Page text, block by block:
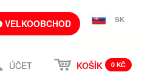
VELKOOBCHOD SK
ÚČET KOŠÍK 0 KČ